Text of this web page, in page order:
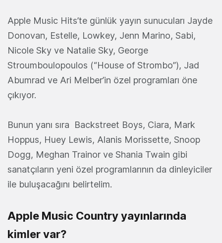
Apple Music Hits’te günlük yayın sunucuları Jayde
Donovan, Estelle, Lowkey, Jenn Marino, Sabi,
Nicole Sky ve Natalie Sky, George
Stroumboulopoulos (“House of Strombo”), Jad
Abumrad ve Ari Melber’in özel programları öne
çıkıyor.
Bunun yanı sıra Backstreet Boys, Ciara, Mark
Hoppus, Huey Lewis, Alanis Morissette, Snoop
Dogg, Meghan Trainor ve Shania Twain gibi
sanatçıların yeni özel programlarının da dinleyiciler
ile buluşacağını belirtelim.
Apple Music Country yayınlarında
kimler var?